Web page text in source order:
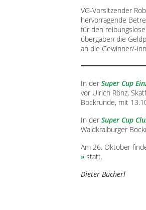
VG-Vorsitzender
hervorragende
für den
übergaben die
an die Gewinner/-
In derSuper Cup
vor Ulrich Rönz,
Bockrunde, mit
In derSuper Cup
Waldkraiburger
Am 26. Oktober
statt.
Dieter Bücherl